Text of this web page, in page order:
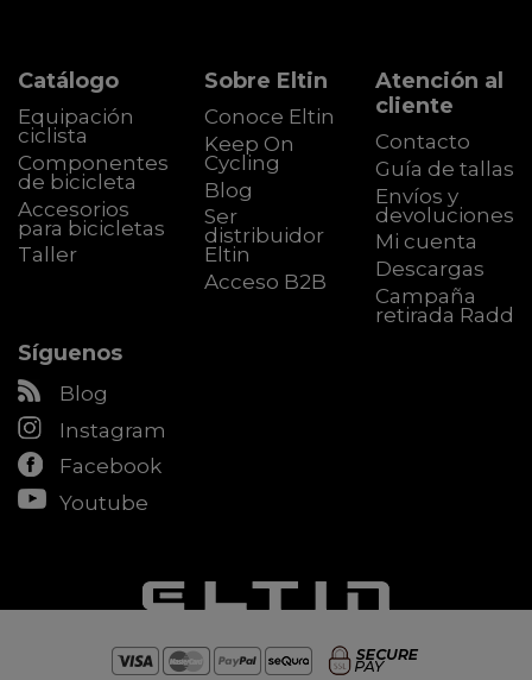
Catálogo
Equipación
ciclista
Componentes
de bicicleta
Accesorios
para bicicletas
Taller
Sobre Eltin
Conoce Eltin
Keep On
Cycling
Blog
Ser
distribuidor
Eltin
Acceso B2B
Atención al
cliente
Contacto
Guía de tallas
Envíos y
devoluciones
Mi cuenta
Descargas
Campaña
retirada Radd
Síguenos
Blog
Instagram
Facebook
Youtube